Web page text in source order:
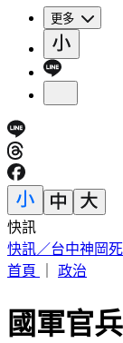
更多
快訊
快訊／疑涉原鄉
首頁
政治
國軍官